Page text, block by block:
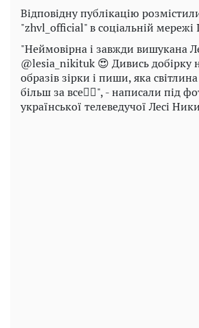
Відповідну публікацію
"zhvl_official" в соціальній мережі
"Неймовірна і завжди вишукана
@lesia_nikituk 😍 Дивись добірку
образів зірки і пиши, яка
більш за все👇🏻", - написали під
української телеведучої Лесі